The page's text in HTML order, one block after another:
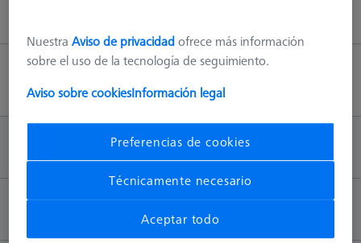
NuestraAviso de privacidadofrece más información
sobre el uso de la tecnología de seguimiento.
Aviso sobre cookiesInformación legal
Preferencias de cookies
Técnicamente necesario
Aceptar todo